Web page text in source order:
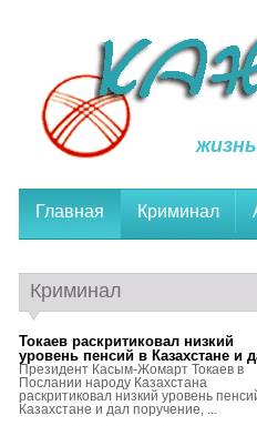
Главная Криминал
Криминал
Токаев раскритиковал низкий
уровень пенсий в Казахстане и
Президент Касым-Жомарт Токаев в
Послании народу Казахстана
раскритиковал низкий уровень
Казахстане и дал поручение, ...